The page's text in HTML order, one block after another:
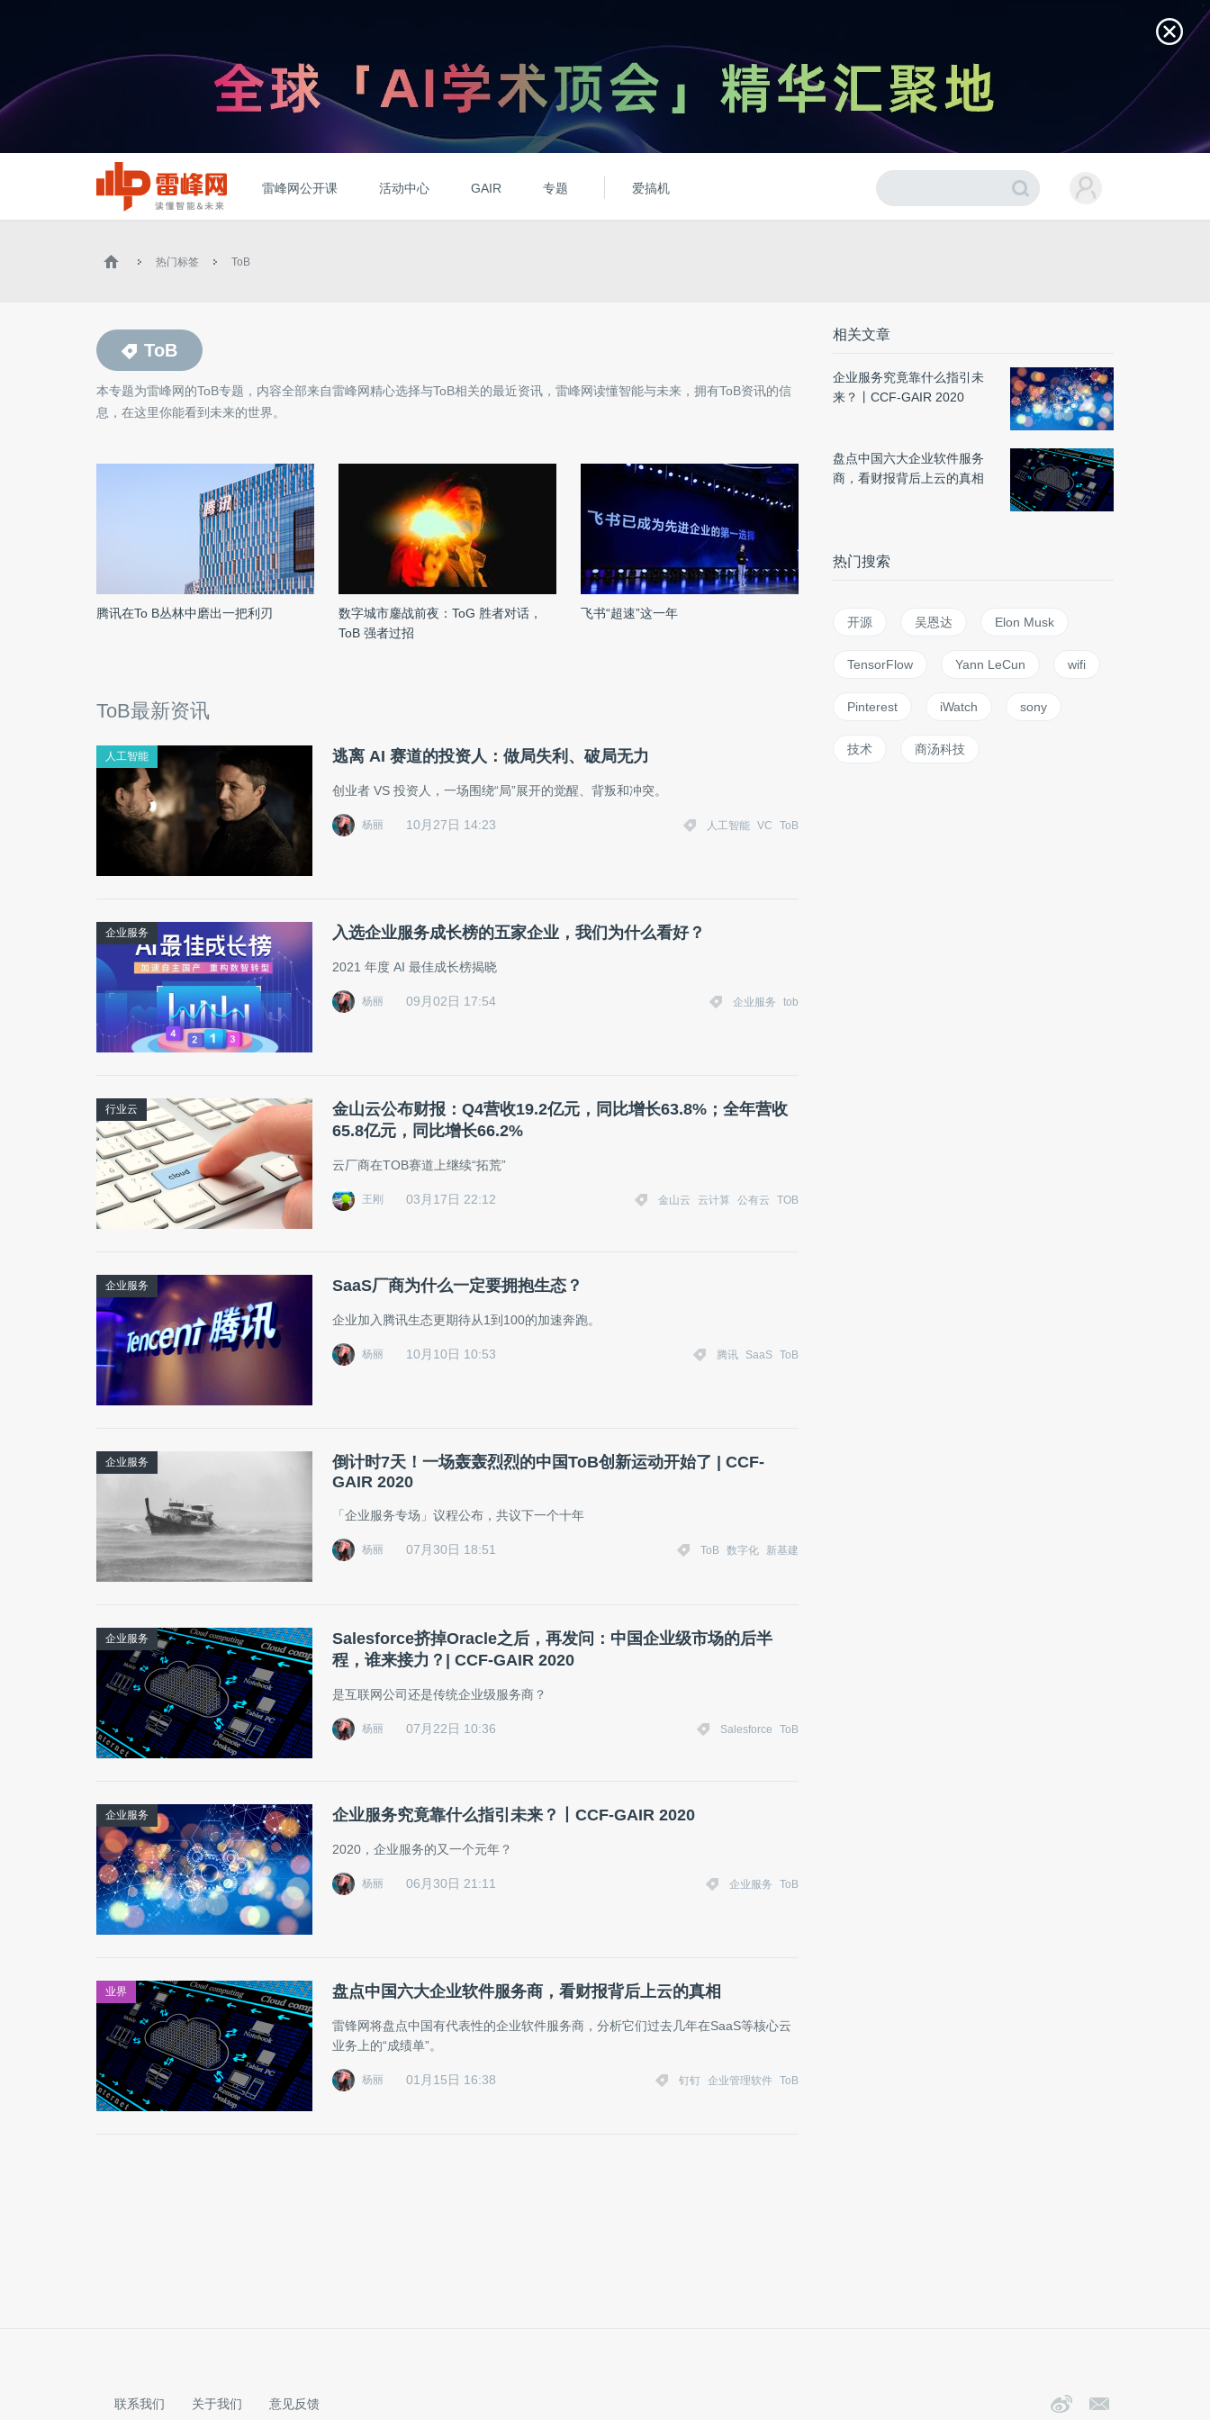
雷峰网公开课 活动中心 GAIR 专题 爱搞机
热门标签 ToB
ToB
本专题为雷峰网的ToB专题，内容全部来自雷峰网精心选择与ToB相关的最近资讯，雷峰网读懂智能与未来，拥有ToB资讯的信
息，在这里你能看到未来的世界。
腾讯在To B丛林中磨出一把利刃
数字城市鏖战前夜：ToG 胜者对话，
ToB 强者过招
飞书“超速”这一年
ToB最新资讯
人工智能 逃离 AI 赛道的投资人：做局失利、破局无力
创业者 VS 投资人，一场围绕“局”展开的觉醒、背叛和冲突。
杨丽 10月27日 14:23 人工智能 VC ToB
企业服务 入选企业服务成长榜的五家企业，我们为什么看好？
2021 年度 AI 最佳成长榜揭晓
杨丽 09月02日 17:54 企业服务 tob
行业云
金山云公布财报：Q4营收19.2亿元，同比增长63.8%；全年营收
65.8亿元，同比增长66.2%
云厂商在TOB赛道上继续“拓荒”
王刚 03月17日 22:12 金山云 云计算 公有云 TOB
企业服务 SaaS厂商为什么一定要拥抱生态？
企业加入腾讯生态更期待从1到100的加速奔跑。
杨丽 10月10日 10:53 腾讯 SaaS ToB
企业服务
倒计时7天！​一场轰轰烈烈的中国ToB创新运动开始了 | CCF-
GAIR 2020
​「企业服务专场」议程公布，共议下一个十年
杨丽 07月30日 18:51 ToB 数字化 新基建
企业服务
Salesforce挤掉Oracle之后，再发问：中国企业级市场的后半
程，谁来接力？| CCF-GAIR 2020
是互联网公司还是传统企业级服务商？
杨丽 07月22日 10:36 Salesforce ToB
企业服务 企业服务究竟靠什么指引未来？丨CCF-GAIR 2020
2020，企业服务的又一个元年？
杨丽 06月30日 21:11 企业服务 ToB
业界 盘点中国六大企业软件服务商，看财报背后上云的真相
雷锋网将盘点中国有代表性的企业软件服务商，分析它们过去几年在SaaS等核心云
业务上的“成绩单”。
杨丽 01月15日 16:38 钉钉 企业管理软件 ToB
相关文章
企业服务究竟靠什么指引未
来？丨CCF-GAIR 2020
盘点中国六大企业软件服务
商，看财报背后上云的真相
热门搜索
开源 吴恩达 Elon Musk
TensorFlow Yann LeCun wifi
Pinterest iWatch sony
技术 商汤科技
联系我们 关于我们 意见反馈